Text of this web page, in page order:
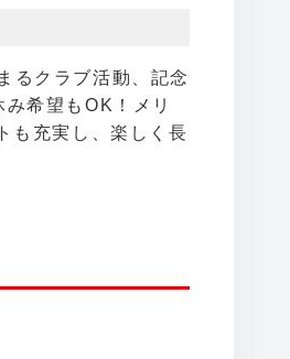
るクラブ活動、記念
希望もOK！メリ
も充実し、楽しく長